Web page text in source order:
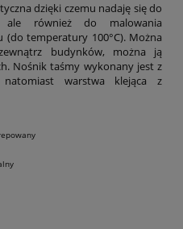
dzięki czemu nadaję się do
ale również do malowania
(do temperatury 100°C). Można
budynków, można ją
Nośnik taśmy wykonany jest z
warstwa klejąca z